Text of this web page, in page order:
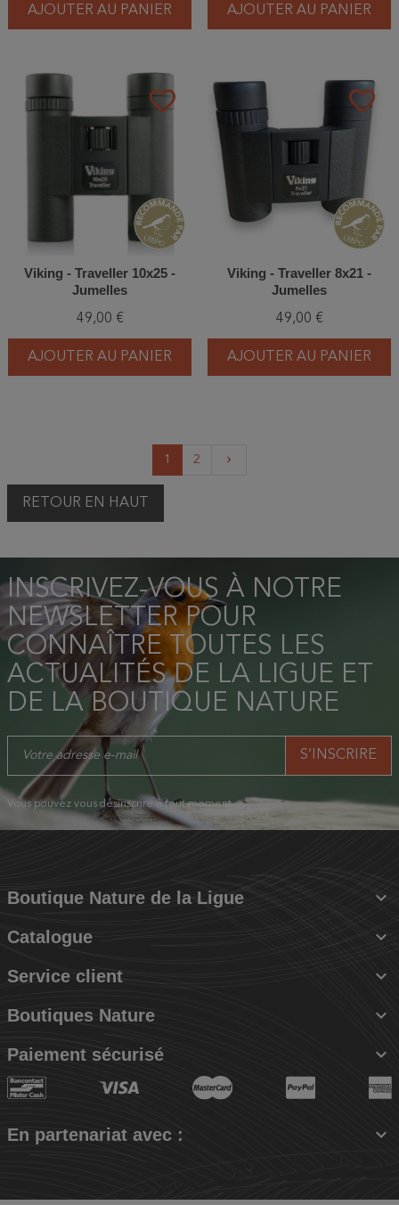
AJOUTER AU PANIER AJOUTER AU PANIER
favorite_border
Viking - Traveller 10x25 -
Jumelles
49,00 €
AJOUTER AU PANIER
favorite_border
Viking - Traveller 8x21 -
Jumelles
49,00 €
AJOUTER AU PANIER
1 2 keyboard_arrow_right
RETOUR EN HAUT
INSCRIVEZ-VOUS À NOTRE
NEWSLETTER POUR
CONNAÎTRE TOUTES LES
ACTUALITÉS DE LA LIGUE ET
DE LA BOUTIQUE NATURE
Vous pouvez vous désinscrire à tout moment.
Boutique Nature de la Ligue 
Catalogue 
Service client 
Boutiques Nature 
Paiement sécurisé 
En partenariat avec : 